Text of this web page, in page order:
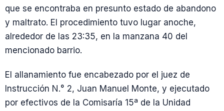
que se encontraba en presunto estado de abandono
y maltrato. El procedimiento tuvo lugar anoche,
alrededor de las 23:35, en la manzana 40 del
mencionado barrio.
El allanamiento fue encabezado por el juez de
Instrucción N.° 2, Juan Manuel Monte, y ejecutado
por efectivos de la Comisaría 15ª de la Unidad